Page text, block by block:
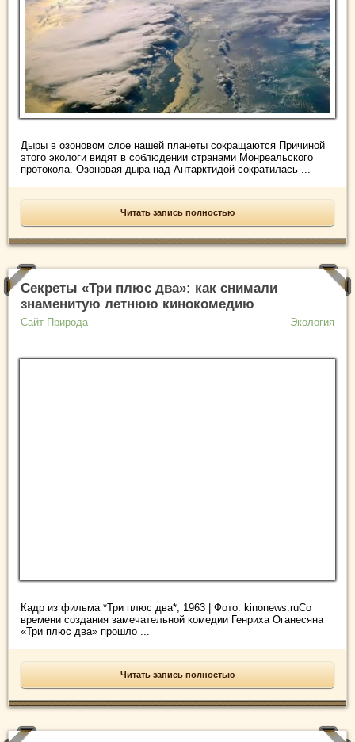
Дыры в озоновом слое нашей планеты сокращаются Причиной
этого экологи видят в соблюдении странами Монреальского
протокола. Озоновая дыра над Антарктидой сократилась ...
Читать запись полностью
Секреты «Три плюс два»: как снимали
знаменитую летнюю кинокомедию
Сайт Природа Экология
Кадр из фильма *Три плюс два*, 1963 | Фото: kinonews.ruСо
времени создания замечательной комедии Генриха Оганесяна
«Три плюс два» прошло ...
Читать запись полностью